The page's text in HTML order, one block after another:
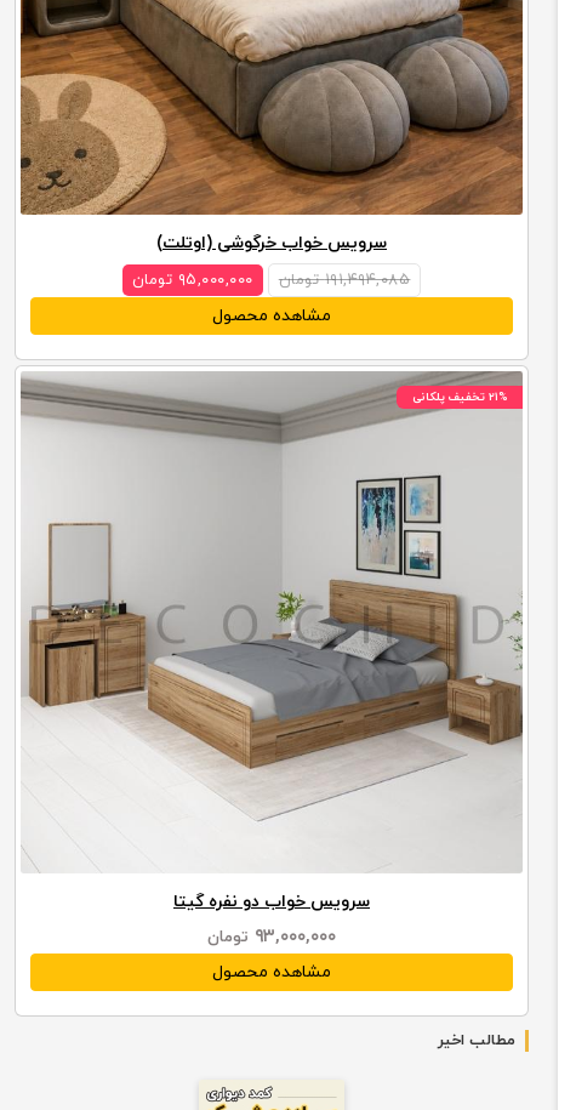
سرویس خواب خرگوشی (اوتلت)
۱۹۱,۴۹۴,۰۸۵ تومان ۹۵,۰۰۰,۰۰۰ تومان
مشاهده محصول
۲۱% تخفیف پلکانی
سرویس خواب دو نفره گیتا
۹۳,۰۰۰,۰۰۰ تومان
مشاهده محصول
مطالب اخیر